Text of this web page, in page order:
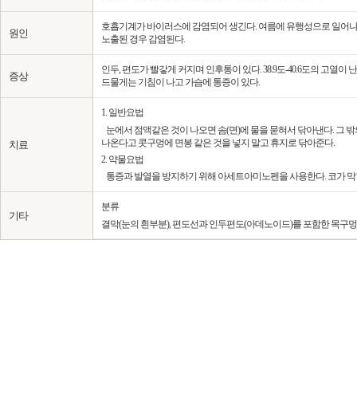
원인
호흡기계가 바이러스에 감염되어 생긴다. 여름에 유행성으로 일어
노출된 경우 감염된다.
증상
인두, 편도가 빨갛게 커지며 인후통이 있다. 38.9도-40.6도의 고열
드물게는 기침이 나고 가슴에 통증이 있다.
치료
1. 일반요법
눈에서 점액같은 것이 나오면 솜(면)에 물을 묻혀서 닦아낸다. 그
나온다고 콧구멍에 면봉 같은 것을 넣지 말고 휴지로 닦아준다.
2. 약물요법
통증과 발열을 방지하기 위해 아세트아미노펜을 사용한다. 코가
기타
분류
결막(눈의 흰부분), 편도선과 인두편도(아데노이드)를 포함한 목구멍